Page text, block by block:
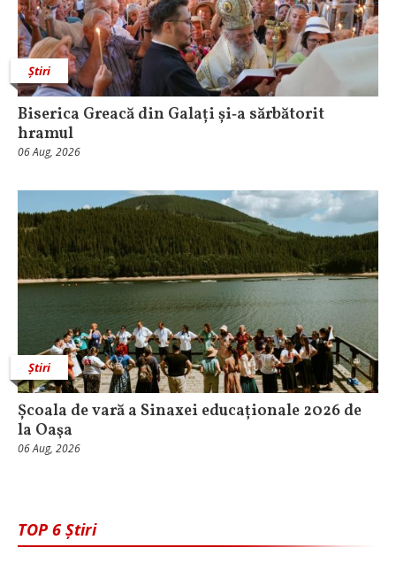
Știri
Biserica Greacă din Galați și‑a sărbătorit
hramul
06 Aug, 2026
Știri
Școala de vară a Sinaxei educaționale 2026 de
la Oaşa
06 Aug, 2026
TOP 6 Știri